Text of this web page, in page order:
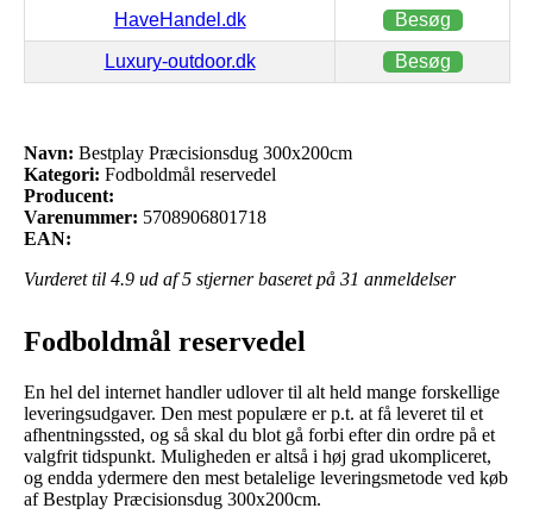
HaveHandel.dk Besøg
Luxury-outdoor.dk Besøg
Navn: Bestplay Præcisionsdug 300x200cm
Kategori: Fodboldmål reservedel
Producent:
Varenummer: 5708906801718
EAN:
Vurderet til 4.9 ud af 5 stjerner baseret på 31 anmeldelser
Fodboldmål reservedel
En hel del internet handler udlover til alt held mange forskellige
leveringsudgaver. Den mest populære er p.t. at få leveret til et
afhentningssted, og så skal du blot gå forbi efter din ordre på et
valgfrit tidspunkt. Muligheden er altså i høj grad ukompliceret,
og endda ydermere den mest betalelige leveringsmetode ved køb
af Bestplay Præcisionsdug 300x200cm.